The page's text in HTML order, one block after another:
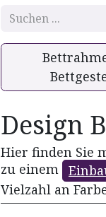
Design
Hier finden Sie
zu einem
Vielzahl an